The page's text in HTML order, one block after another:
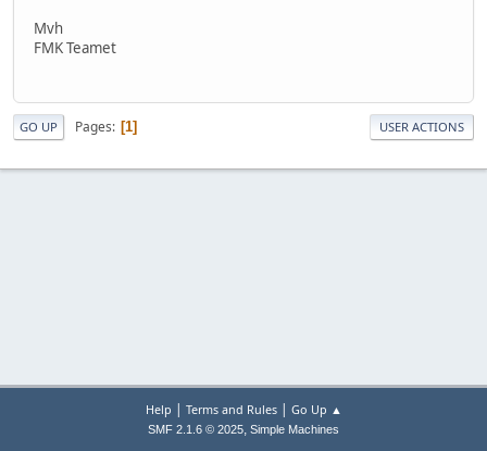
Mvh
FMK Teamet
GO UP Pages 1 USER ACTIONS
Help | Terms and Rules| Go Up ▲
SMF 2.1.6 © 2025, Simple Machines